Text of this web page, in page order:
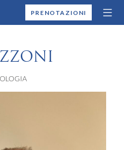
PRENOTAZIONI